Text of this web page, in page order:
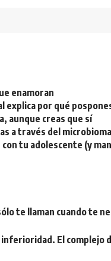
enamoran
explica por qué
aunque creas que sí
a través del
tu adolescente (y
te llaman cuando te
El complejo